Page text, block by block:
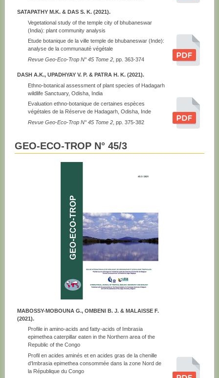
SATAPATHY M.K. & DAS S. K. (2021).
Vegetational study of the temple city of bhubaneswar
(India): plant community analysis
Etude botanique de la ville temple de bhubaneswar (Inde):
analyse de la communauté végétale
Revue Geo-Eco-Trop N° 45 Tome 2 , pp. 363-374
DASH A.K., UPADHYAY V. P. & PATRA H. K. (2021).
Ethno-botanical assessment of plant species of Hadagarh
wildlife Sanctuary, Odisha, India
Evaluation ethno-botanique de certaines espèces
végétales de la Réserve de Hadagarh, Odisha, Inde
Revue Geo-Eco-Trop N° 45 Tome 2 , pp. 375-382
GEO-ECO-TROP N° 45/3
MABOSSY-MOBOUNA G., OMBENI B. J. & MALAISSE F.
(2021).
Profile in amino-acids and fatty-acids of Imbrasia
epimethea caterpillar eaten in the Northern area of the
Republic of the Congo
Profil en acides aminés et en acides gras de la chenille
d’Imbrasia epimethea consommée dans la zone Nord de
la République du Congo